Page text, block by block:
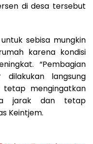
di desa tersebut
sebisa mungkin
karena kondisi
“Pembagian
langsung
mengingatkan
jarak dan tetap
Keintjem.